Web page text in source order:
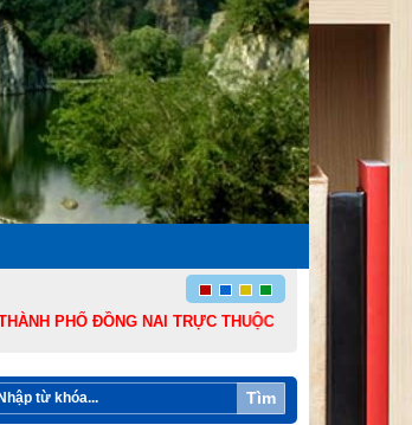
ĐỒNG NAI TRỰC THUỘC TRUNG ƯƠNG VÀ
Tìm